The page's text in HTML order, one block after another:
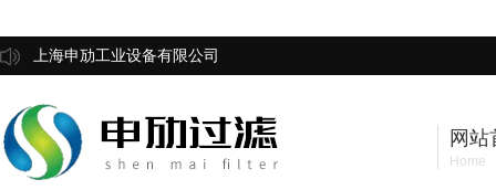
上海申劢工业设备有限公司
网站
Home